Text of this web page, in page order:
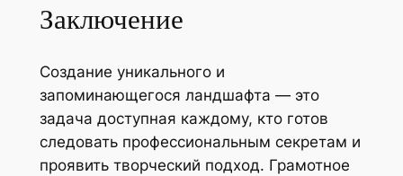
Заключение
Создание уникального и
запоминающегося ландшафта — это
задача доступная каждому, кто готов
следовать профессиональным секретам и
проявить творческий подход. Грамотное